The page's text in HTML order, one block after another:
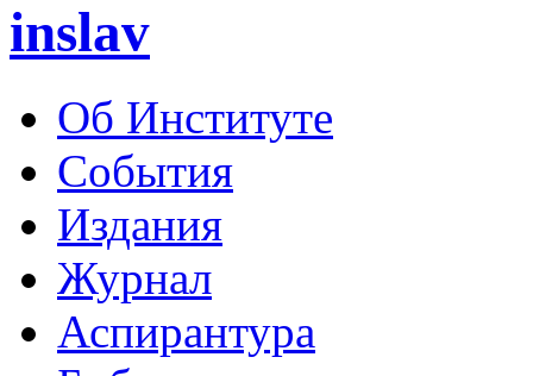
inslav
Об Институте
События
Издания
Журнал
Аспирантура